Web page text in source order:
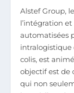
Alstef Group,
l’intégration
automatisées
colis, est
objectif est de
qui non